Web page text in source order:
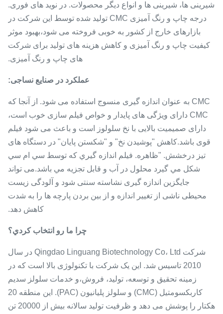
شیرینی ها، شیرینی ها و انواع دیگر محصولات. در نوید های فوری.
درجه چاپ و رنگ آمیزی CMC تولید شده توسط این شرکت در
بازارهای خارج از کشور به خوبی فروخته می شود،بهبود موثر
کیفیت چاپ و رنگ آمیزی و کاهش هزینه های تولید برای شرکت
های چاپ و رنگ آمیزی.
عملکرد در صنایع نساجی:
CMC به عنوان اندازه گیری منسوج استفاده می شود. از آنجا که
CMC دارای ویژگی های پایدار و خواص فیلم سازی خوب است،
دارای صمیمیت بالایی با نخ سلولوز است و باعث می شود فیلم
قوی باشد.کاهش "پوشیدن نخ" و "شکستن پایان" در دستگاه های
تیز درخشش. "ظاهره. فيلم اندازه گيري که توسط سي ام سي
شکل مي گيرد محلول در آب و قابل تجزیه مي باشد.می تواند
جایگزین اندازه گیری نشاسته سنتی شود و آلودگی زیست
محیطی ناشی از تغییر اندازه و از بین بردن پارچه ها را به شدت
کاهش دهد.
چرا ما رو انتخاب کردي؟
شرکت Qingdao Linguang Biotechnology Co، Ltd در سال
2010 تاسیس شد. این یک شرکت با تکنولوژی بالا است که در
زمینه تحقیق و توسعه، تولید، فروش،و خدمات سلولز سدیم
کاربکسومتیل (CMC) و سلولز پلیانیون (PAC). این منطقه 20
هکتار را پوشش می دهد و ظرفیت تولید سالانه بیش از 20000 تن